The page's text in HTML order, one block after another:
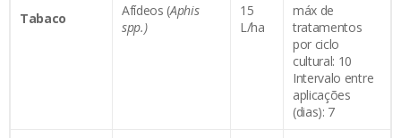
Tabaco Afídeos (Aphis
spp.)
15
L/ha
máx de
tratamentos
por ciclo
cultural: 10
Intervalo entre
aplicações
(dias): 7